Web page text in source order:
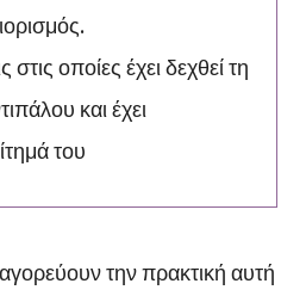
οποίες έχει δεχθεί τη
και έχει
του
την πρακτική αυτή